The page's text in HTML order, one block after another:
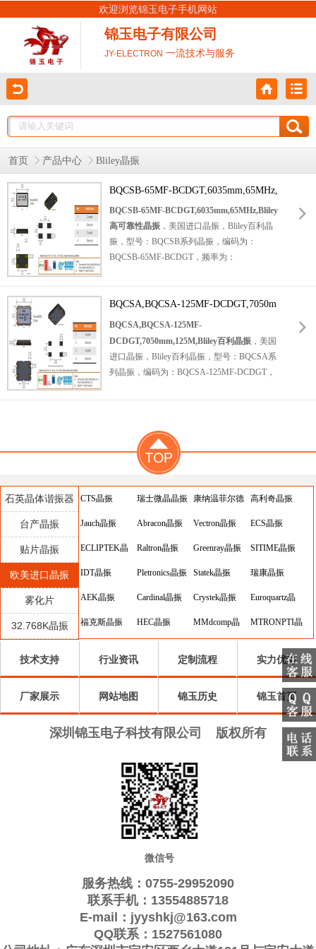
欢迎浏览锦玉电子手机网站
锦玉电子有限公司
JY-ELECTRON 一流技术与服务
首页 产品中心 Bliley晶振
BQCSB-65MF-BCDGT,6035mm,65MHz,
Bliley高可靠性晶振
BQCSB-65MF-BCDGT,6035mm,65MHz,Bliley
高可靠性晶振 ，美国进口晶振，Bliley百利晶
振，型号：BQCSB系列晶振，编码为：
BQCSB-65MF-BCDGT ，频率为：
mm，四脚贴片晶振，无源晶振，石英晶振，
石英晶体谐振器，6035晶振，SMD晶振，贴
片石英晶振，无铅晶振，工作温度范
围：-40℃至+85℃。具有超小型，轻薄型，高
精度，高性能，高品质，高质量，耐热及耐环
境特点。
石英晶振
BQCSA,BQCSA-125MF-DCDGT,7050m
m,125M,Bliley百利晶振
BQCSA,BQCSA-125MF-
DCDGT,7050mm,125M,Bliley百利晶振 ，美国
进口晶振，Bliley百利晶振，型号：BQCSA系
列晶振，编码为： BQCSA-125MF-DCDGT，
7.0x5.0x1.3mm，四脚贴片晶振，无源晶振，石
晶振，贴片石英晶振，无铅晶振，工作温度范
围：-40℃至+85℃。具有超小型，轻薄型，高
精度，高性能，高品质，高质量，耐热及耐环
络，蓝牙模块，车载电子晶振，物联网，医疗
电子等。
石英晶体谐振器
台产晶振
贴片晶振
欧美进口晶振
雾化片
32.768K晶振
CTS晶振 瑞士微晶晶振 康纳温菲尔德
晶振
高利奇晶振
Jauch晶振 Abracon晶振 Vectron晶振 ECS晶振
ECLIPTEK晶
振
Raltron晶振 Greenray晶振 SITIME晶振
IDT晶振 Pletronics晶振 Statek晶振 瑞康晶振
AEK晶振 Cardinal晶振 Crystek晶振 Euroquartz晶
振
福克斯晶振 HEC晶振 MMdcomp晶 MTRONPTI晶
AEL晶振
振
GEYER晶振
KVG晶振 QuartzCom晶 Suntsu晶振
ITTI晶振
振
SHINSUNG晶
IQD晶振 Microchip晶
振
Fortiming晶振 CORE晶振 NIPPON晶振
Bomar晶振 Bliley晶振
FCD-Tech晶
振 振
Sunny晶振 Skyworks晶 Renesas瑞萨晶
振 尼
技术支持 行业资讯 定制流程 实力优势
厂家展示 网站地图 锦玉历史 锦玉首页
深圳锦玉电子科技有限公司 版权所有
微信号
服务热线：0755-29952090
联系手机：13554885718
E-mail：jyyshkj@163.com
QQ联系：1527561080